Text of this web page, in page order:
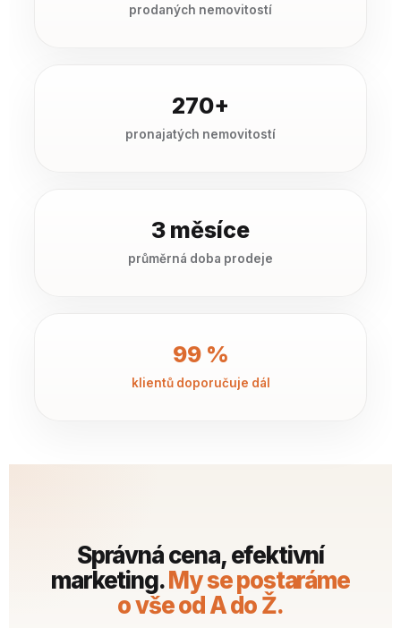
prodaných nemovitostí
270+
pronajatých nemovitostí
3 měsíce
průměrná doba prodeje
99 %
klientů doporučuje dál
Správná cena, efektivní
marketing.My se postaráme
o vše od A do Ž.